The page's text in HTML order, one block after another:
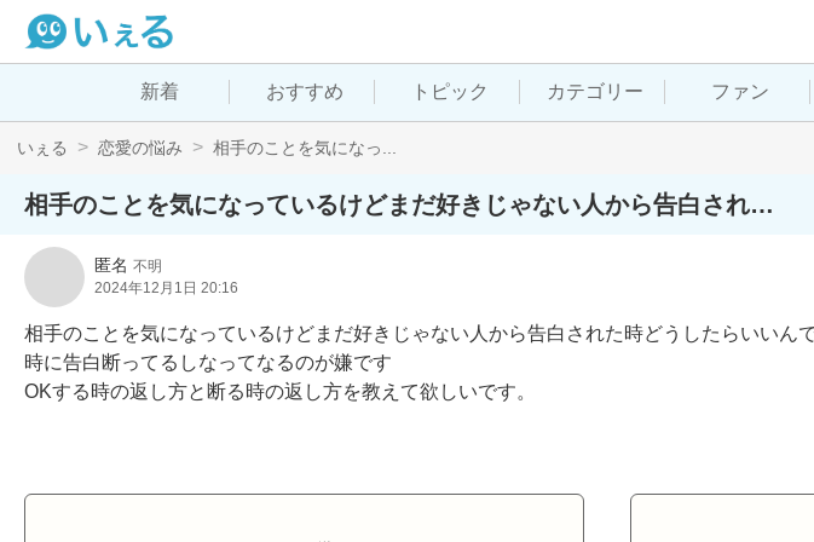
新着 おすすめ トピック カテゴリー ファン
いぇる 恋愛の悩み 相手のことを気になっ...
相手のことを気になっているけどまだ好きじゃない人から告白され…
匿名 不明
2024年12月1日 20:16
相手のことを気になっているけどまだ好きじゃない人から告白された時どうしたらいいん
時に告白断ってるしなってなるのが嫌です
OKする時の返し方と断る時の返し方を教えて欲しいです。